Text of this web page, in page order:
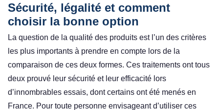
Sécurité, légalité et comment
choisir la bonne option
La question de la qualité des produits est l’un des critères
les plus importants à prendre en compte lors de la
comparaison de ces deux formes. Ces traitements ont tous
deux prouvé leur sécurité et leur efficacité lors
d’innombrables essais, dont certains ont été menés en
France. Pour toute personne envisageant d’utiliser ces